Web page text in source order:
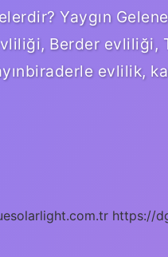
Yaygın
Berder evliliği,
evlilik,
https://